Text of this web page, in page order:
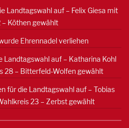
Landtagswahl auf – Felix Giesa mit
Köthen gewählt
Ehrennadel verliehen
Landtagswahl auf – Katharina Kohl
28 – Bitterfeld-Wolfen gewählt
für die Landtagswahl auf – Tobias
23 – Zerbst gewählt